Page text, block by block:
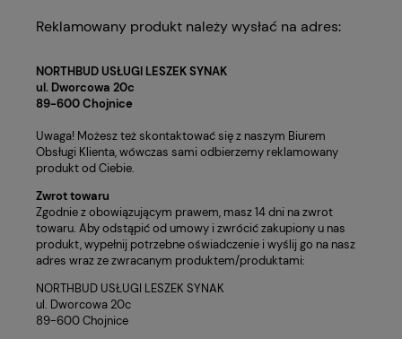
Reklamowany produkt należy wysłać na adres:
NORTHBUD USŁUGI LESZEK SYNAK
ul. Dworcowa 20c
89-600 Chojnice
Uwaga! Możesz też skontaktować się z naszym Biurem
Obsługi Klienta, wówczas sami odbierzemy reklamowany
produkt od Ciebie.
Zwrot towaru
Zgodnie z obowiązującym prawem, masz 14 dni na zwrot
towaru. Aby odstąpić od umowy i zwrócić zakupiony u nas
produkt, wypełnij potrzebne oświadczenie i wyślij go na nasz
adres wraz ze zwracanym produktem/produktami:
NORTHBUD USŁUGI LESZEK SYNAK
ul. Dworcowa 20c
89-600 Chojnice